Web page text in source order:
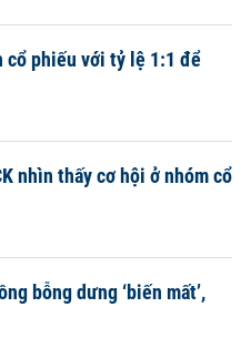
cổ phiếu với tỷ lệ 1:1 để
nhìn thấy cơ hội ở nhóm cổ
bỗng dưng ‘biến mất’,